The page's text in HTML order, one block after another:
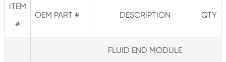
ITEM
#
OEM PART # DESCRIPTION QTY
FLUID END MODULE